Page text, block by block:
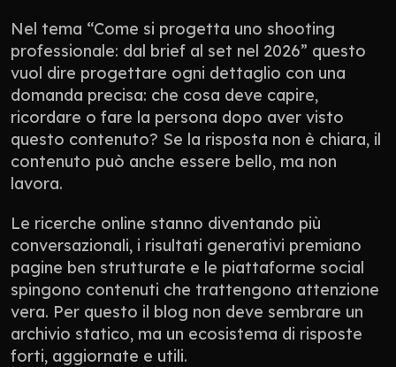
Nel tema “Come si progetta uno shooting
professionale: dal brief al set nel 2026” questo
vuol dire progettare ogni dettaglio con una
domanda precisa: che cosa deve capire,
ricordare o fare la persona dopo aver visto
questo contenuto? Se la risposta non è chiara, il
contenuto può anche essere bello, ma non
lavora.
Le ricerche online stanno diventando più
conversazionali, i risultati generativi premiano
pagine ben strutturate e le piattaforme social
spingono contenuti che trattengono attenzione
vera. Per questo il blog non deve sembrare un
archivio statico, ma un ecosistema di risposte
forti, aggiornate e utili.